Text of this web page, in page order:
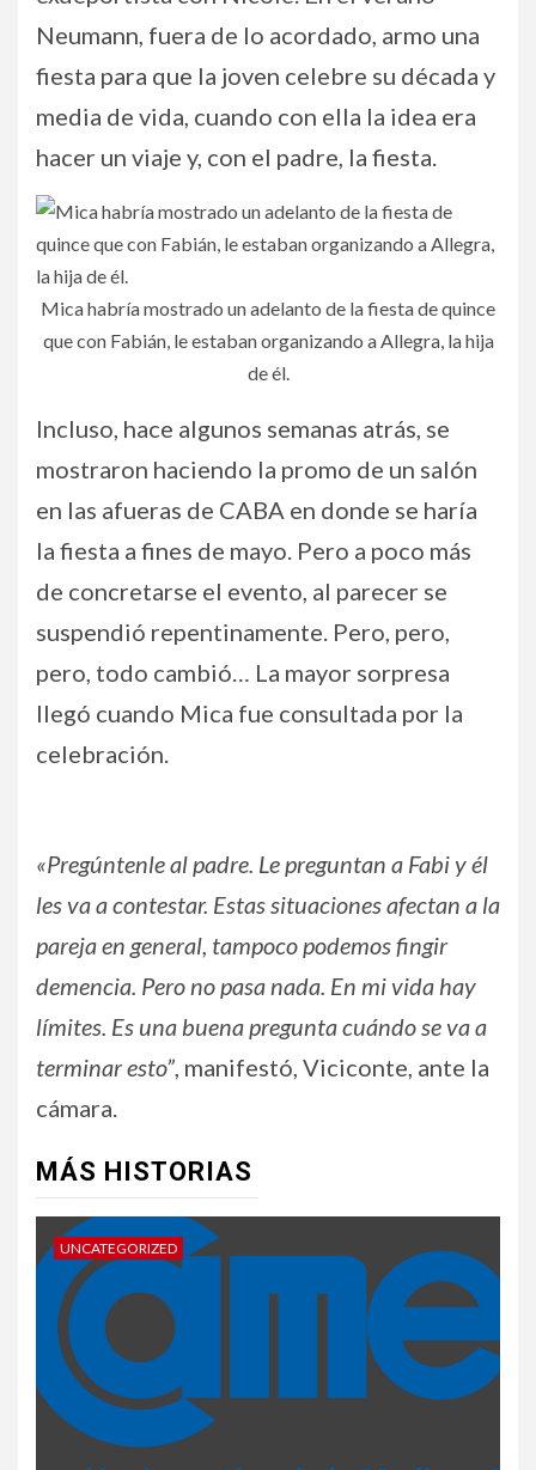
Neumann, fuera de lo acordado, armo una
fiesta para que la joven celebre su década y
media de vida, cuando con ella la idea era
hacer un viaje y, con el padre, la fiesta.
Mica habría mostrado un adelanto de la fiesta de quince
que con Fabián, le estaban organizando a Allegra, la hija
de él.
Incluso, hace algunos semanas atrás, se
mostraron haciendo la promo de un salón
en las afueras de CABA en donde se haría
la fiesta a fines de mayo. Pero a poco más
de concretarse el evento, al parecer se
suspendió repentinamente. Pero, pero,
pero, todo cambió… La mayor sorpresa
llegó cuando Mica fue consultada por la
celebración.
«Pregúntenle al padre. Le preguntan a Fabi y él
les va a contestar. Estas situaciones afectan a la
pareja en general, tampoco podemos fingir
demencia. Pero no pasa nada. En mi vida hay
límites. Es una buena pregunta cuándo se va a
terminar esto” , manifestó, Viciconte, ante la
cámara.
MÁS HISTORIAS
UNCATEGORIZED